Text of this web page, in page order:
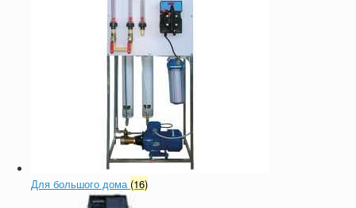
Для большого дома (16)